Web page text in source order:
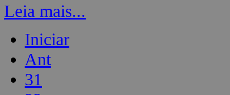
Leia mais...
Iniciar
Ant
31